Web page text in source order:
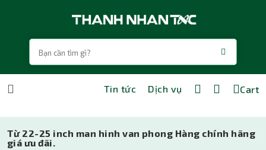
Tin tức Dịch vụ Cart
Từ 22-25 inch man hinh van phong Hàng chính hãng
giá ưu đãi.